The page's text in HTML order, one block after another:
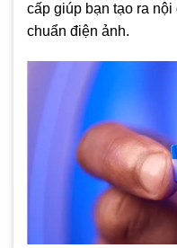
cấp giúp bạn tạo ra
chuẩn điện ảnh.